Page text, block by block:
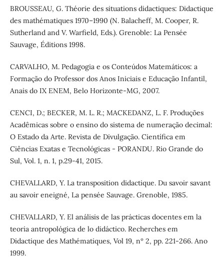
BROUSSEAU, G. Théorie des situations didactiques: Didactique
des mathématiques 1970–1990 (N. Balacheff, M. Cooper, R.
Sutherland and V. Warfield, Eds.). Grenoble: La Pensée
Sauvage, Éditions 1998.
CARVALHO, M. Pedagogia e os Conteúdos Matemáticos: a
Formação do Professor dos Anos Iniciais e Educação Infantil,
Anais do IX ENEM, Belo Horizonte-MG, 2007.
CENCI, D.; BECKER, M. L. R.; MACKEDANZ, L. F. Produções
Acadêmicas sobre o ensino do sistema de numeração decimal:
O Estado da Arte. Revista de Divulgação. Científica em
Ciências Exatas e Tecnológicas - PORANDU. Rio Grande do
Sul, Vol. 1, n. 1, p.29-41, 2015.
CHEVALLARD, Y. La transposition didactique. Du savoir savant
au savoir eneigné, La pensée Sauvage. Grenoble, 1985.
CHEVALLARD, Y. El análisis de las prácticas docentes em la
teoria antropológica de lo didáctico. Recherches em
Didactique des Mathématiques, Vol 19, nº 2, pp. 221-266. Ano
1999.